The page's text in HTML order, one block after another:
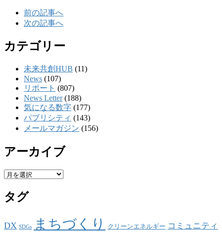
前の記事へ
次の記事へ
カテゴリー
未来共創HUB (11)
News (107)
リポート (807)
News Letter(188)
気になる数字 (177)
パブリシティ (143)
メールマガジン (156)
アーカイブ
ア
カ
イ
タグ
DX SDGs まちづくり クリーンエネルギー コミュニティ